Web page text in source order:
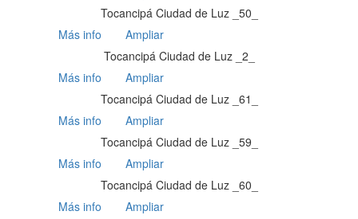
Tocancipá Ciudad de Luz _50_
Más info
Ampliar
Tocancipá Ciudad de Luz _2_
Más info
Ampliar
Tocancipá Ciudad de Luz _61_
Más info
Ampliar
Tocancipá Ciudad de Luz _59_
Más info
Ampliar
Tocancipá Ciudad de Luz _60_
Más info
Ampliar